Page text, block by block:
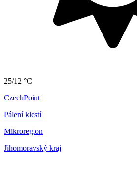
25/12 °C
CzechPoint
Pálení klestí
Mikroregion
Jihomoravský kraj